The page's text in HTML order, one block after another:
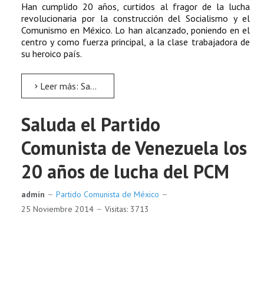
Han cumplido 20 años, curtidos al fragor de la lucha
revolucionaria por la construcción del Socialismo y el
Comunismo en México. Lo han alcanzado, poniendo en el
centro y como fuerza principal, a la clase trabajadora de
su heroico país.
Leer más: Saludo de Fuerza de la Revolución de República Dominicana a los 20 años del PCM
Saluda el Partido
Comunista de Venezuela los
20 años de lucha del PCM
admin
Partido Comunista de México
25 Noviembre 2014
Visitas: 3713